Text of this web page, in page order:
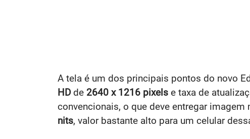
A tela é um dos principais pontos do novo
HDde 2640 x 1216 pixels e taxa de
convencionais, o que deve entregar
nits, valor bastante alto para um celular